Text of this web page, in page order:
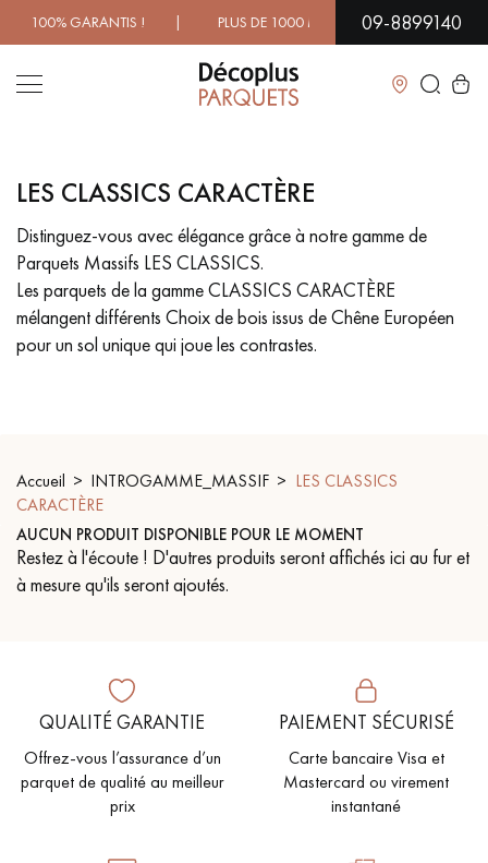
GARANTIS ! | PLUS DE 1000 MODÈLES À DÉCOUVRIR
09-8899140
Fermer
LES RECHERCHES LES PLUS COURANTES
PARQUET MASSIF
FLOTTANT
SOL PLAQUÉ BOIS VERITABLES
PARQUET VIEILLI
PARQUET LAMES LARGES XXL PARQUET EN CHÊNE
Nos conseillers sont disponibles au
09-8899140
LES CLASSICS CARACTÈRE
Distinguez-vous avec élégance grâce à notre gamme de
Parquets Massifs LES CLASSICS.
Les parquets de la gamme CLASSICS CARACTÈRE
mélangent différents Choix de bois issus de Chêne Européen
pour un sol unique qui joue les contrastes.
Accueil INTROGAMME_MASSIF
LES CLASSICS
CARACTÈRE
AUCUN PRODUIT DISPONIBLE POUR LE MOMENT
Restez à l'écoute ! D'autres produits seront affichés ici au fur et
à mesure qu'ils seront ajoutés.
QUALITÉ GARANTIE
Offrez-vous l’assurance d’un
parquet de qualité au meilleur
prix
PAIEMENT SÉCURISÉ
Carte bancaire Visa et
Mastercard ou virement
instantané